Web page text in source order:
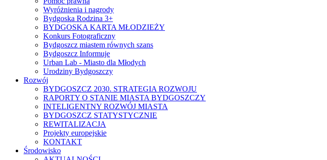
Wyróżnienia i nagrody
Bydgoska Rodzina 3+
BYDGOSKA KARTA MŁODZIEŻY
Konkurs Fotograficzny
Bydgoszcz miastem równych szans
Bydgoszcz Informuje
Urban Lab - Miasto dla Młodych
Urodziny Bydgoszczy
Rozwój
BYDGOSZCZ 2030. STRATEGIA ROZWOJU
RAPORTY O STANIE MIASTA BYDGOSZCZY
INTELIGENTNY ROZWÓJ MIASTA
BYDGOSZCZ STATYSTYCZNIE
REWITALIZACJA
Projekty europejskie
KONTAKT
Środowisko